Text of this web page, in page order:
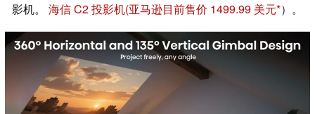
影机。 海信 C2 投影机(亚马逊目前售价 1499.99 美元 ）。